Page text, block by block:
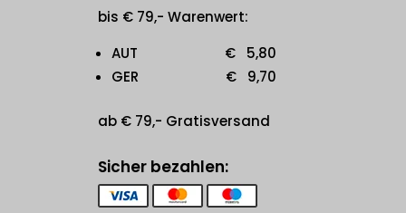
bis € 79,- Warenwert:
AUT € 5,80
GER € 9,70
ab € 79,- Gratisversand
Sicher bezahlen: